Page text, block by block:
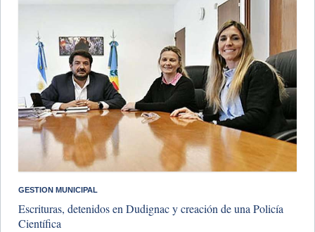
GESTION MUNICIPAL
Escrituras, detenidos en Dudignac y creación de una Policía
Científica